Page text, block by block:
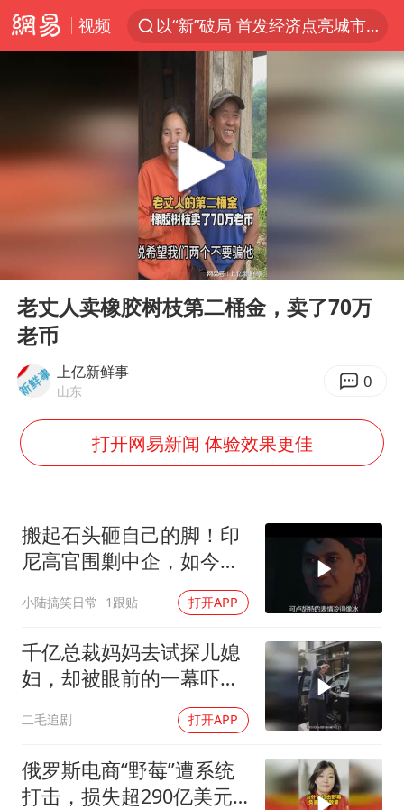
视频
以“新”破局 首发经济点亮城市消费活力
昆明石林火把节
我国编制完成新版全月地质图
宇树科技发行价格150.80元/股
郑国霖回应去景区上班被保安拦下
80后女柜员逆袭成4200亿银行副行长
中央气象台发布台风黄色预警
金饰克价大幅跳涨
多地要求领导干部带头休假
对话重庆地铁吐血女孩
奋进开新局 实干挑大梁
Play
老丈人卖橡胶树枝第二桶金，卖了70万
老币
上亿新鲜事
山东 0
打开网易新闻 体验效果更佳
搬起石头砸自己的脚！印
尼高官围剿中企，如今烂
小陆搞笑日常 1跟贴 打开APP
千亿总裁妈妈去试探儿媳
妇，却被眼前的一幕吓傻
二毛追剧 打开APP
俄罗斯电商“野莓”遭系统
打击，损失超290亿美元#